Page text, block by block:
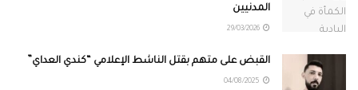
المدنيين
القبض على متهم بقتل الناشط الإعلامي “كندي العداي”